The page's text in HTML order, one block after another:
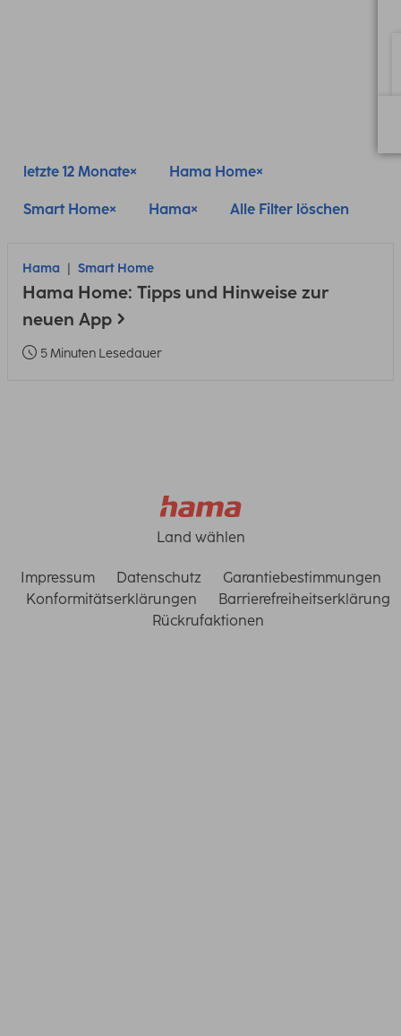
letzte 12 Monate Hama Home
Smart Home Hama Alle Filter löschen
Hama Smart Home
Hama Home: Tipps und Hinweise zur
neuen App
5 Minuten Lesedauer
Land wählen
Impressum Datenschutz
Garantiebestimmungen
Konformitätserklärungen
Barrierefreiheitserklärung
Rückrufaktionen